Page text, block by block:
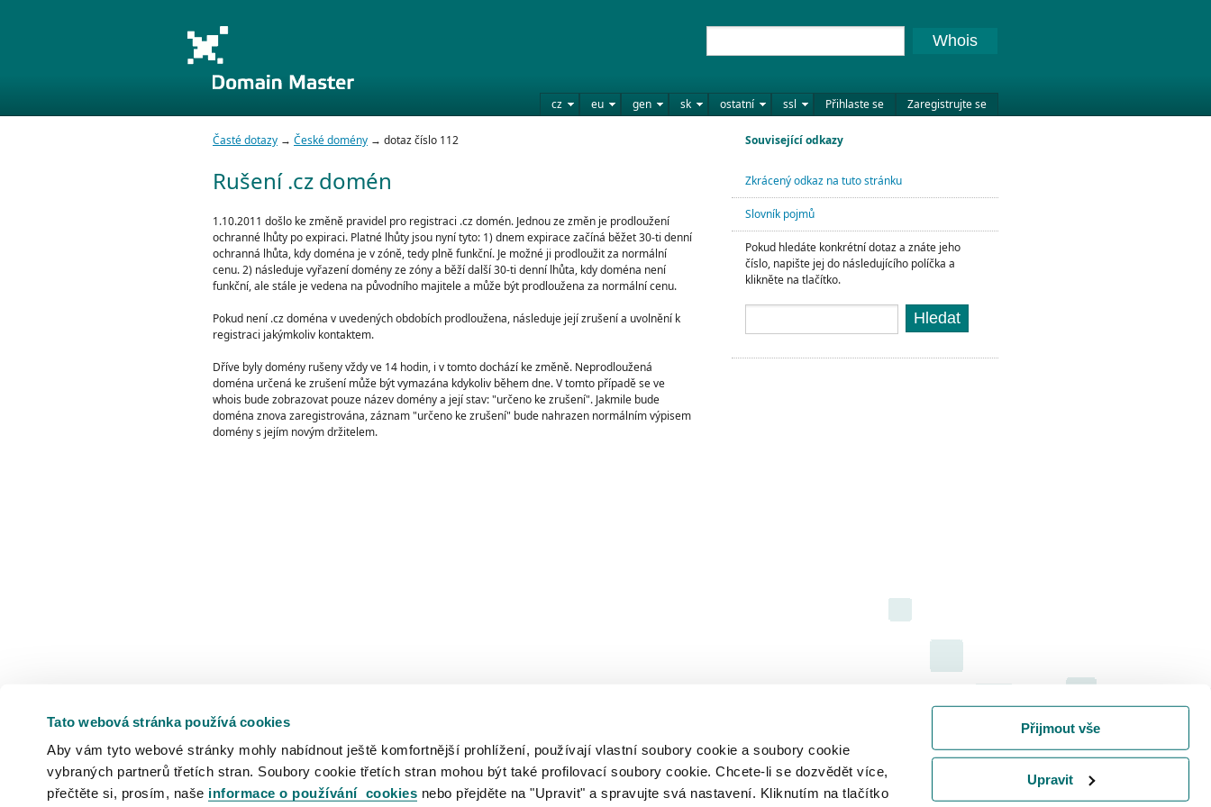
Tato webová stránka používá cookies
Aby vám tyto webové stránky mohly nabídnout ještě komfortnější prohlížení, používají vlastní soubory cookie a soubory cookie
vybraných partnerů třetích stran. Soubory cookie třetích stran mohou být také profilovací soubory cookie. Chcete-li se dozvědět více,
přečtěte si, prosím, naše informace o používání cookies nebo přejděte na "Upravit" a spravujte svá nastavení. Kliknutím na tlačítko
Přijmout vše
Upravit
cz eu gen sk ostatní ssl Přihlaste se Zaregistrujte se
Whois
Související odkazy
Zkrácený odkaz na tuto stránku
Slovník pojmů
Pokud hledáte konkrétní dotaz a znáte jeho
číslo, napište jej do následujícího políčka a
klikněte na tlačítko.
Hledat
Časté dotazy → České domény → dotaz číslo 112
Rušení .cz domén
1.10.2011 došlo ke změně pravidel pro registraci .cz domén. Jednou ze změn je prodloužení
ochranné lhůty po expiraci. Platné lhůty jsou nyní tyto: 1) dnem expirace začíná běžet 30-ti denní
ochranná lhůta, kdy doména je v zóně, tedy plně funkční. Je možné ji prodloužit za normální
cenu. 2) následuje vyřazení domény ze zóny a běží další 30-ti denní lhůta, kdy doména není
funkční, ale stále je vedena na původního majitele a může být prodloužena za normální cenu.
Pokud není .cz doména v uvedených obdobích prodloužena, následuje její zrušení a uvolnění k
registraci jakýmkoliv kontaktem.
Dříve byly domény rušeny vždy ve 14 hodin, i v tomto dochází ke změně. Neprodloužená
doména určená ke zrušení může být vymazána kdykoliv během dne. V tomto případě se ve
whois bude zobrazovat pouze název domény a její stav: "určeno ke zrušení". Jakmile bude
doména znova zaregistrována, záznam "určeno ke zrušení" bude nahrazen normálním výpisem
domény s jejím novým držitelem.